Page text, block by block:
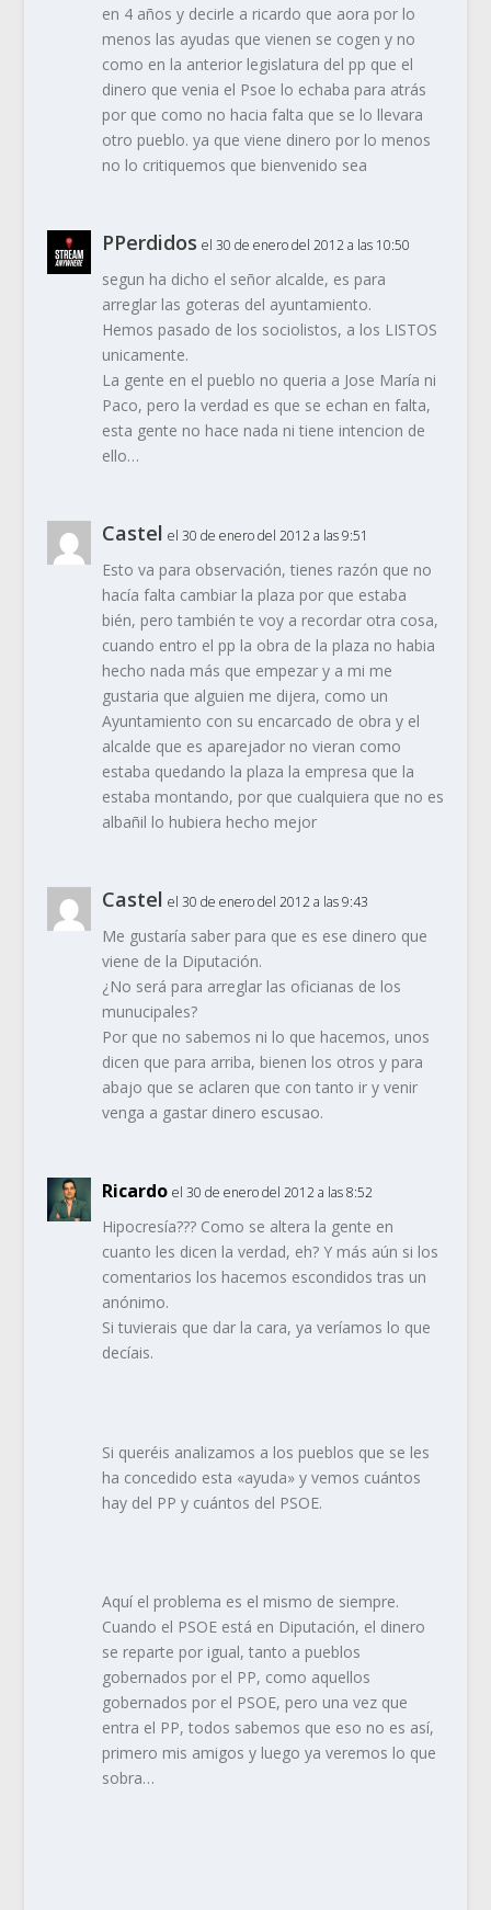
en 4 años y decirle a ricardo que aora por lo
menos las ayudas que vienen se cogen y no
como en la anterior legislatura del pp que el
dinero que venia el Psoe lo echaba para atrás
por que como no hacia falta que se lo llevara
otro pueblo. ya que viene dinero por lo menos
no lo critiquemos que bienvenido sea
PPerdidos el 30 de enero del 2012 a las 10:50
segun ha dicho el señor alcalde, es para
arreglar las goteras del ayuntamiento.
Hemos pasado de los sociolistos, a los LISTOS
unicamente.
La gente en el pueblo no queria a Jose María ni
Paco, pero la verdad es que se echan en falta,
esta gente no hace nada ni tiene intencion de
ello…
Castel el 30 de enero del 2012 a las 9:51
Esto va para observación, tienes razón que no
hacía falta cambiar la plaza por que estaba
bién, pero también te voy a recordar otra cosa,
cuando entro el pp la obra de la plaza no habia
hecho nada más que empezar y a mi me
gustaria que alguien me dijera, como un
Ayuntamiento con su encarcado de obra y el
alcalde que es aparejador no vieran como
estaba quedando la plaza la empresa que la
estaba montando, por que cualquiera que no es
albañil lo hubiera hecho mejor
Castel el 30 de enero del 2012 a las 9:43
Me gustaría saber para que es ese dinero que
viene de la Diputación.
¿No será para arreglar las oficianas de los
munucipales?
Por que no sabemos ni lo que hacemos, unos
dicen que para arriba, bienen los otros y para
abajo que se aclaren que con tanto ir y venir
venga a gastar dinero escusao.
Ricardo el 30 de enero del 2012 a las 8:52
Hipocresía??? Como se altera la gente en
cuanto les dicen la verdad, eh? Y más aún si los
comentarios los hacemos escondidos tras un
anónimo.
Si tuvierais que dar la cara, ya veríamos lo que
decíais.
Si queréis analizamos a los pueblos que se les
ha concedido esta «ayuda» y vemos cuántos
hay del PP y cuántos del PSOE.
Aquí el problema es el mismo de siempre.
Cuando el PSOE está en Diputación, el dinero
se reparte por igual, tanto a pueblos
gobernados por el PP, como aquellos
gobernados por el PSOE, pero una vez que
entra el PP, todos sabemos que eso no es así,
primero mis amigos y luego ya veremos lo que
sobra…